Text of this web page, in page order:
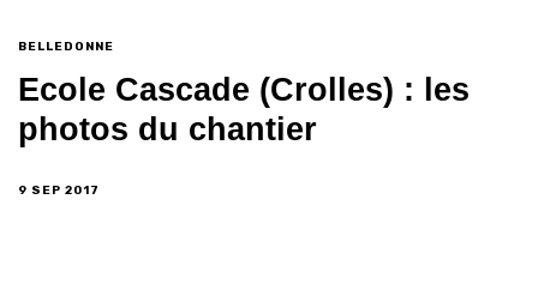
BELLEDONNE
Ecole Cascade (Crolles) : les
photos du chantier
9 SEP 2017